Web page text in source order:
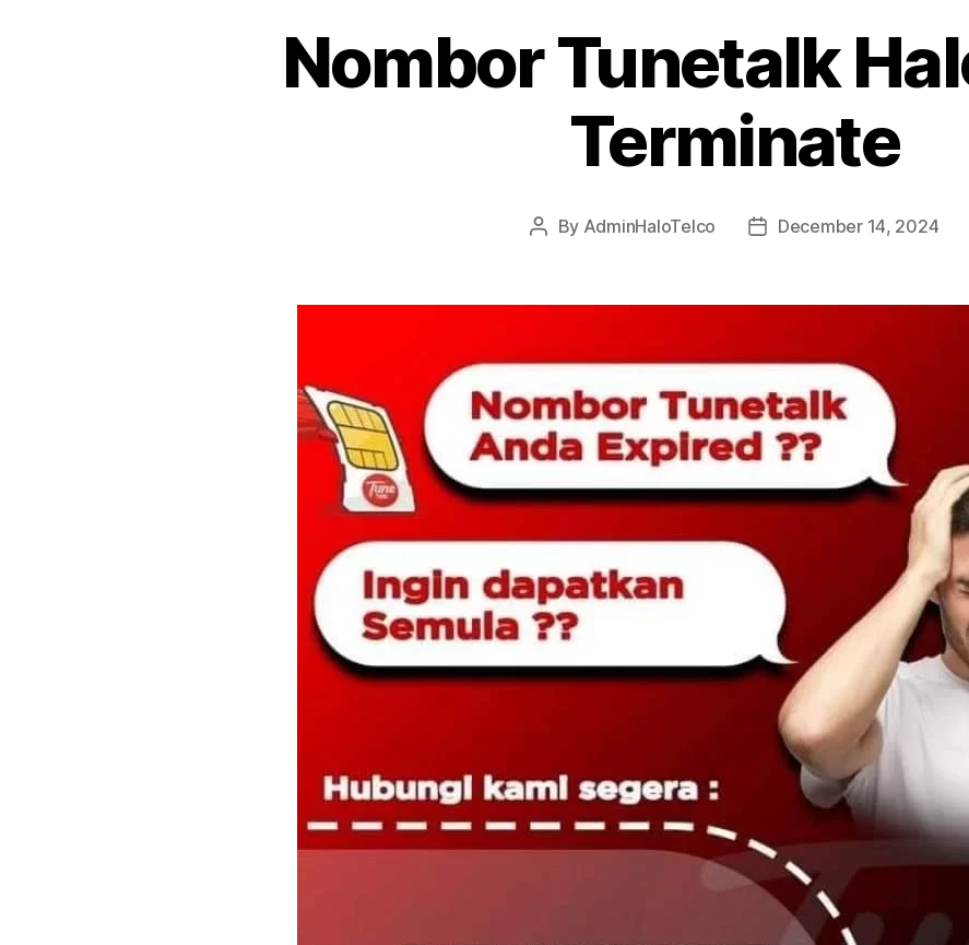
Nombor Tunetalk
Terminate
Post
By AdminHaloTelco
PostDecember 14, 2024